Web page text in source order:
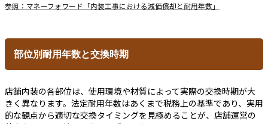
参照：マネーフォワード「内装工事における減価償却と耐用年数」
部位別耐用年数と交換時期
店舗内装の各部位は、使用環境や材質によって実際の交換時期が大
きく異なります。法定耐用年数はあくまで税務上の基準であり、実用
的な観点から適切な交換タイミングを見極めることが、店舗運営の